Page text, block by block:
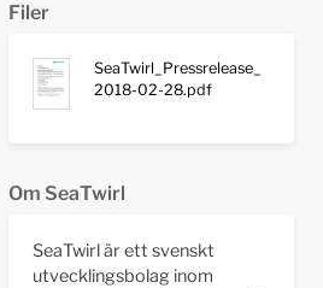
Filer
SeaTwirl_Pressrelease_
2018-02-28.pdf
Om SeaTwirl
SeaTwirl är ett svenskt
utvecklingsbolag inom